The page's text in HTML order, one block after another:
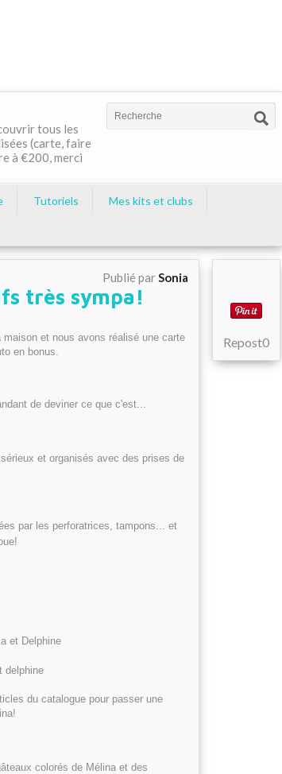
tous les
(carte, faire
à €200, merci
Tutoriels
Mes kits et clubs
Publié parSonia
très sympa!
et nous avons réalisé une carte
en bonus.
de deviner ce que c'est...
et organisés avec des prises de
par les perforatrices, tampons... et
et Delphine
du catalogue pour passer une
colorés de Mélina et des
Repost0